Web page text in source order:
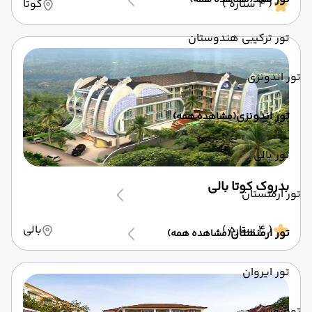
تور ترکیبی هندوستان
تور اندونزی
تور اندونزی(مشاهده همه)
تور بالی
تور ارمنستان
تور ارمنستان(مشاهده همه)
تور ایروان
( 4 ستاره ) کوتا
بدروک کوتا بالی
( 4 ستاره ) بالی